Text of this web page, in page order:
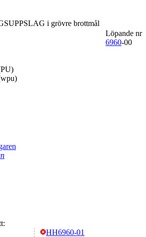
i grövre brottmål
Löpande nr
6960-00
HH6960-01